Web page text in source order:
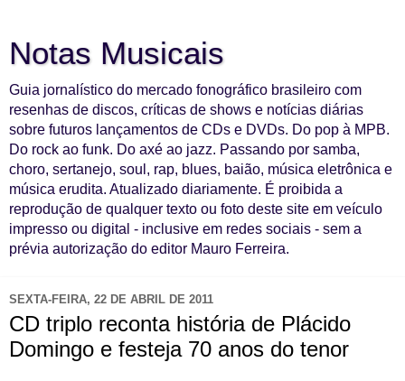
Notas Musicais
Guia jornalístico do mercado fonográfico brasileiro com
resenhas de discos, críticas de shows e notícias diárias
sobre futuros lançamentos de CDs e DVDs. Do pop à MPB.
Do rock ao funk. Do axé ao jazz. Passando por samba,
choro, sertanejo, soul, rap, blues, baião, música eletrônica e
música erudita. Atualizado diariamente. É proibida a
reprodução de qualquer texto ou foto deste site em veículo
impresso ou digital - inclusive em redes sociais - sem a
prévia autorização do editor Mauro Ferreira.
SEXTA-FEIRA, 22 DE ABRIL DE 2011
CD triplo reconta história de Plácido
Domingo e festeja 70 anos do tenor